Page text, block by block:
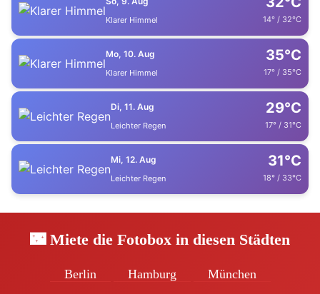
Klarer Himmel 14° / 32°C
Mo, 10. Aug
Klarer Himmel
35°C
17° / 35°C
Di, 11. Aug
Leichter Regen
29°C
17° / 31°C
Mi, 12. Aug
Leichter Regen
31°C
18° / 33°C
🌃 Miete die Fotobox in diesen Städten
Berlin Hamburg
München